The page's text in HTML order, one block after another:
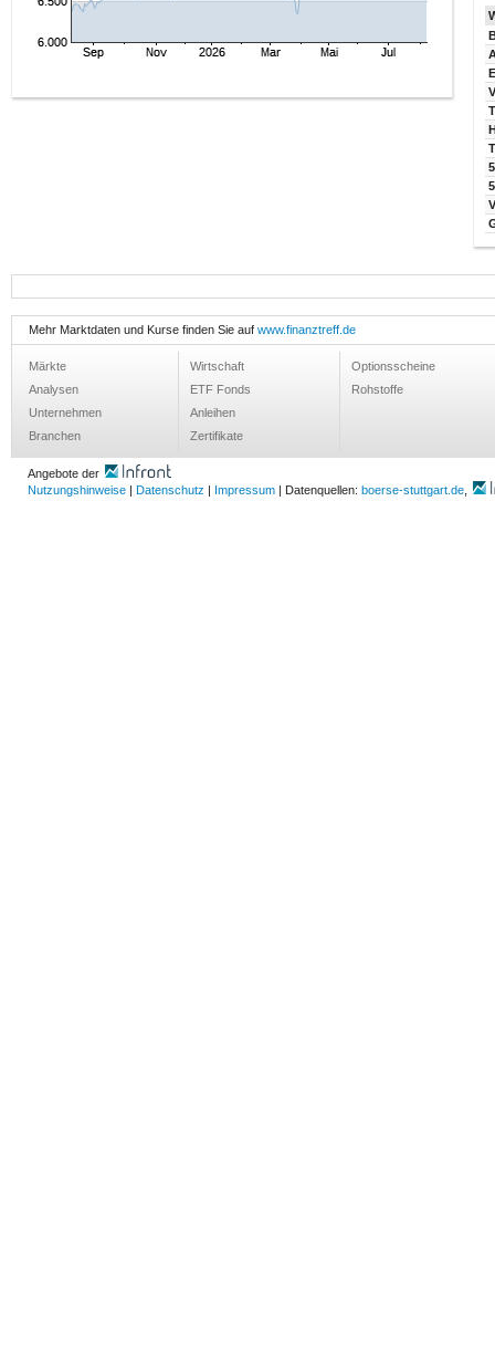
Mehr Marktdaten und Kurse finden Sie auf www.finanztreff.de
Märkte
Analysen
Unternehmen
Branchen
Wirtschaft
ETF Fonds
Anleihen
Zertifikate
Optionsscheine
Rohstoffe
Angebote der
Nutzungshinweise
Datenschutz Impressum | Datenquellen: boerse-stuttgart.de